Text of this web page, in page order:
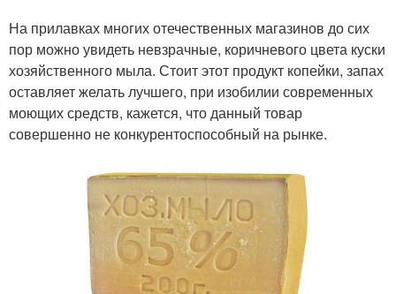
На прилавках многих отечественных магазинов до сих
пор можно увидеть невзрачные, коричневого цвета куски
хозяйственного мыла. Стоит этот продукт копейки, запах
оставляет желать лучшего, при изобилии современных
моющих средств, кажется, что данный товар
совершенно не конкурентоспособный на рынке.